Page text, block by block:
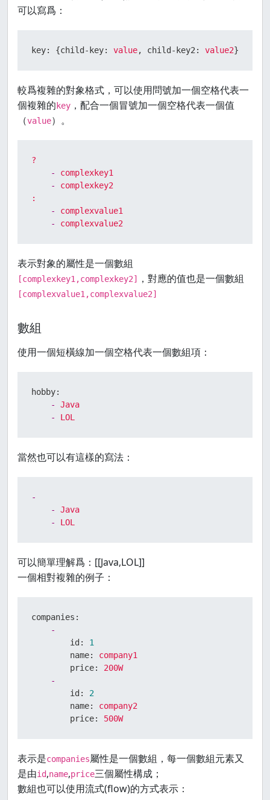
可以寫爲：
key: {child-key: value, child-key2: value2}
較爲複雜的對象格式，可以使用問號加一個空格代表一
個複雜的 key ，配合一個冒號加一個空格代表一個值
（value）。
?
-
complexkey1
-
complexkey2
:
-
complexvalue1
-
complexvalue2
表示對象的屬性是一個數組
[complexkey1,complexkey2] ，對應的值也是一個數組
[complexvalue1,complexvalue2]
數組
使用一個短橫線加一個空格代表一個數組項：
hobby:
-
Java
-
LOL
當然也可以有這樣的寫法：
-
-
Java
-
LOL
可以簡單理解爲：[[Java,LOL]]
一個相對複雜的例子：
companies:
-
id:
1
name:
company1
price:
200W
-
id:
2
name:
company2
price:
500W
表示是companies屬性是一個數組，每一個數組元素又
是由id,name,price三個屬性構成；
數組也可以使用流式(flow)的方式表示：